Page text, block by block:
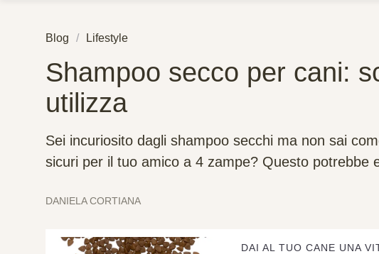
Blog Lifestyle
Shampoo secco per cani:
utilizza
Sei incuriosito dagli shampoo secchi ma non sai
sicuri per il tuo amico a 4 zampe? Questo potrebbe
DANIELA CORTIANA
DAI AL TUO CANE UNA